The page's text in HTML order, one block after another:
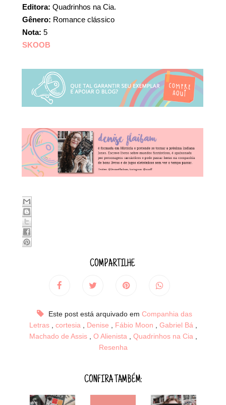
Editora: Quadrinhos na Cia.
Gênero: Romance clássico
Nota: 5
SKOOB
COMPARTILHE
Este post está arquivado em Companhia das
Letras
cortesia Denise Fábio Moon Gabriel Bá
Machado de Assis
O Alienista Quadrinhos na Cia
Resenha
CONFIRA TAMBÉM: